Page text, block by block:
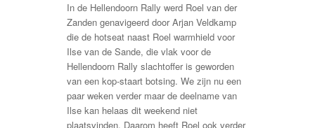
In de Hellendoorn Rally werd Roel van der
Zanden genavigeerd door Arjan Veldkamp
die de hotseat naast Roel warmhield voor
Ilse van de Sande, die vlak voor de
Hellendoorn Rally slachtoffer is geworden
van een kop-staart botsing. We zijn nu een
paar weken verder maar de deelname van
Ilse kan helaas dit weekend niet
plaatsvinden. Daarom heeft Roel ook verder